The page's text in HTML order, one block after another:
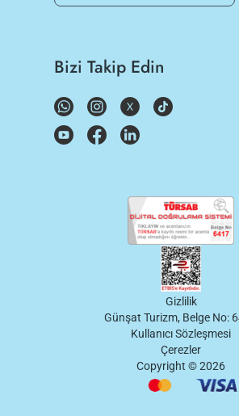
Bizi Takip Edin
Gizlilik
Günşat Turizm, Belge No:
Kullanıcı Sözleşmesi
Çerezler
Copyright ©2026